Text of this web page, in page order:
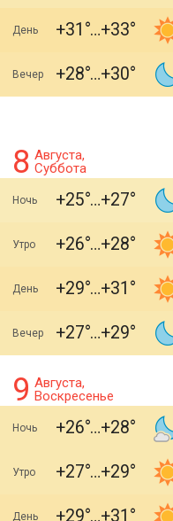
День +31 +33
Вечер +28 +30
8 Августа,
Суббота
Ночь +25 +27
Утро +26 +28
День +29 +31
Вечер +27 +29
9 Августа,
Воскресенье
Ночь +26 +28
Утро +27 +29
День +29 +31